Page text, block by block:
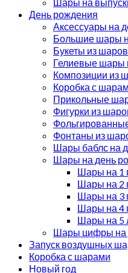
День рождения
Аксессуары на
Большие шары
Букеты из
Гелиевые шары
Композиции из
Коробка с
Прикольные
Фигурки из
Фонтаны из
Шары баблс на
Шары на день
Шары на 1
Шары на 2
Шары на 3
Шары на 4
Шары на 5
Шары цифры на
Запуск воздушных
Коробка с шарами
Новый год